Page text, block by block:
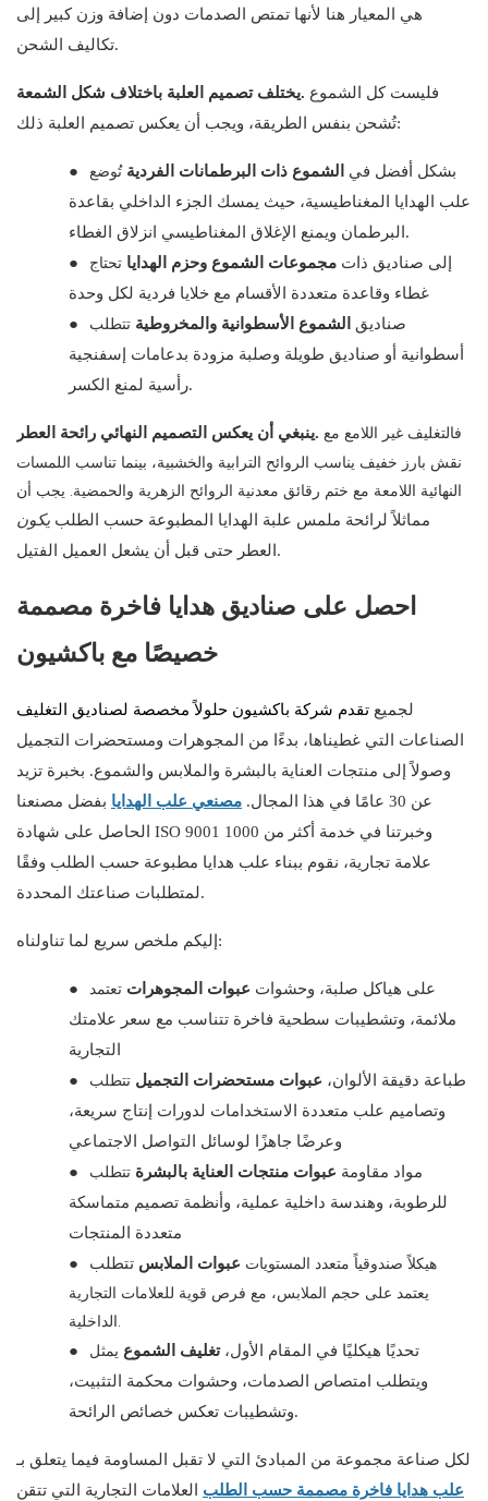
هي المعيار هنا لأنها تمتص الصدمات دون إضافة وزن كبير إلى
تكاليف الشحن.
يختلف تصميم العلبة باختلاف شكل الشمعة. فليست كل الشموع
تُشحن بنفس الطريقة، ويجب أن يعكس تصميم العلبة ذلك:
● تُوضع الشموع ذات البرطمانات الفردية
بشكل أفضل في
علب الهدايا المغناطيسية، حيث يمسك الجزء الداخلي بقاعدة
البرطمان ويمنع الإغلاق المغناطيسي انزلاق الغطاء.
●
مجموعات الشموع وحزم الهدايا إلى صناديق ذات
غطاء وقاعدة متعددة الأقسام مع خلايا فردية لكل وحدة
●
الشموع الأسطوانية والمخروطية صناديق
أسطوانية أو صناديق طويلة وصلبة مزودة بدعامات إسفنجية
رأسية لمنع الكسر.
ينبغي أن يعكس التصميم النهائي رائحة العطر.
نقش بارز خفيف يناسب الروائح الترابية والخشبية، بينما تناسب اللمسات
النهائية اللامعة مع ختم رقائق معدنية الروائح الزهرية والحمضية. يجب أن
يكون ملمس علبة الهدايا المطبوعة حسب الطلب مماثلاً لرائحة
العطر حتى قبل أن يشعل العميل الفتيل.
احصل على صناديق هدايا فاخرة مصممة
خصيصًا مع باكشيون
تقدم شركة باكشيون حلولاً مخصصة لصناديق التغليف لجميع
الصناعات التي غطيناها، بدءًا من المجوهرات ومستحضرات التجميل
وصولاً إلى منتجات العناية بالبشرة والملابس والشموع. بخبرة تزيد
عن 30 عامًا في هذا المجال.
مصنعي علب الهدايا بفضل مصنعنا
الحاصل على شهادة ISO 9001 وخبرتنا في خدمة أكثر من 1000
علامة تجارية، نقوم ببناء علب هدايا مطبوعة حسب الطلب وفقًا
لمتطلبات صناعتك المحددة.
إليكم ملخص سريع لما تناولناه:
● عبوات المجوهرات على هياكل صلبة، وحشوات
ملائمة، وتشطيبات سطحية فاخرة تتناسب مع سعر علامتك
التجارية
●
عبوات مستحضرات التجميل طباعة دقيقة الألوان،
وتصاميم علب متعددة الاستخدامات لدورات إنتاج سريعة،
وعرضًا جاهزًا لوسائل التواصل الاجتماعي
●
عبوات منتجات العناية بالبشرة مواد مقاومة
للرطوبة، وهندسة داخلية عملية، وأنظمة تصميم متماسكة
متعددة المنتجات
●
تتطلب عبوات الملابس
يعتمد على حجم الملابس، مع فرص قوية للعلامات التجارية
الداخلية.
● تغليف الشموع تحديًا هيكليًا في المقام الأول،
ويتطلب امتصاص الصدمات، وحشوات محكمة التثبيت،
وتشطيبات تعكس خصائص الرائحة.
لكل صناعة مجموعة من المبادئ التي لا تقبل المساومة فيما يتعلق بـ
علب هدايا فاخرة مصممة حسب الطلب العلامات التجارية التي تتقن